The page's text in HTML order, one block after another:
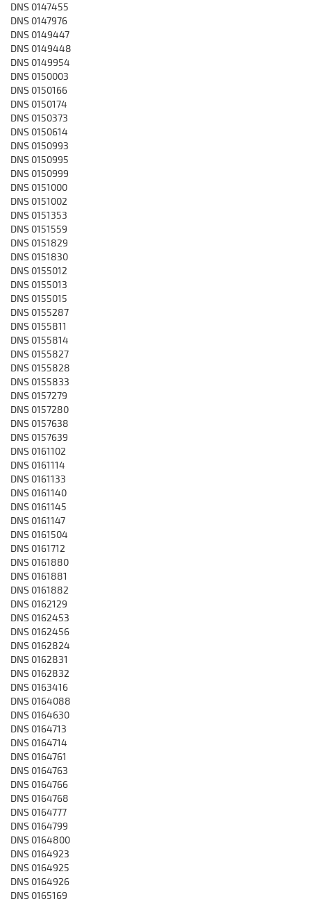
DNS 0147455
DNS 0147976
DNS 0149447
DNS 0149448
DNS 0149954
DNS 0150003
DNS 0150166
DNS 0150174
DNS 0150373
DNS 0150614
DNS 0150993
DNS 0150995
DNS 0150999
DNS 0151000
DNS 0151002
DNS 0151353
DNS 0151559
DNS 0151829
DNS 0151830
DNS 0155012
DNS 0155013
DNS 0155015
DNS 0155287
DNS 0155811
DNS 0155814
DNS 0155827
DNS 0155828
DNS 0155833
DNS 0157279
DNS 0157280
DNS 0157638
DNS 0157639
DNS 0161102
DNS 0161114
DNS 0161133
DNS 0161140
DNS 0161145
DNS 0161147
DNS 0161504
DNS 0161712
DNS 0161880
DNS 0161881
DNS 0161882
DNS 0162129
DNS 0162453
DNS 0162456
DNS 0162824
DNS 0162831
DNS 0162832
DNS 0163416
DNS 0164088
DNS 0164630
DNS 0164713
DNS 0164714
DNS 0164761
DNS 0164763
DNS 0164766
DNS 0164768
DNS 0164777
DNS 0164799
DNS 0164800
DNS 0164923
DNS 0164925
DNS 0164926
DNS 0165169